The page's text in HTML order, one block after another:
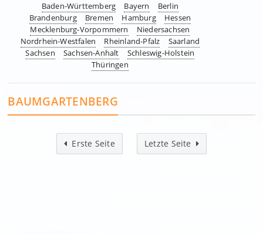
Baden-Württemberg Bayern
Berlin
Brandenburg
Bremen Hamburg
Hessen
Mecklenburg-Vorpommern
Niedersachsen
Nordrhein-Westfalen
Rheinland-Pfalz
Saarland
Sachsen
Sachsen-Anhalt
Schleswig-Holstein
Thüringen
BAUMGARTENBERG
Erste Seite Letzte Seite